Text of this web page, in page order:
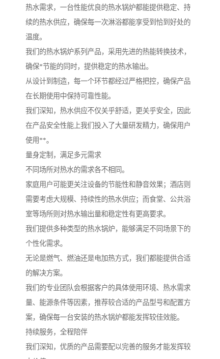
热水需求，一台性能优良的热水锅炉都能提供稳定、持
续的热水供应，确保每一次淋浴都能享受到恰到好处的
温度。
我们的热水锅炉系列产品，采用先进的热能转换技术，
确保*节能的同时，提供稳定的热水输出。
从设计到制造，每一个环节都经过严格把控，确保产品
在长期使用中保持可靠性能。
我们深知，热水供应不仅关乎舒适，更关乎安全，因此
在产品安全性能上我们投入了大量研发精力，确保用户
使用**。
量身定制，满足多元需求
不同场所对热水的需求各不相同。
家庭用户可能更关注设备的节能性和静音效果；酒店则
需要考虑大规模、持续性的热水供应；而食堂、公共浴
室等场所则对热水输出量和稳定性有更高要求。
我们提供多种类型的热水锅炉，能够满足不同场景下的
个性化需求。
无论是燃气、燃油还是电加热方式，我们都能提供合适
的解决方案。
我们的专业团队会根据客户的具体使用环境、热水需求
量、能源条件等因素，推荐较合适的产品型号和配置方
案，确保每一台安装的热水锅炉都能发挥较佳效能。
持续服务，全程陪伴
我们深知，优质的产品需要配以完善的服务才能发挥较